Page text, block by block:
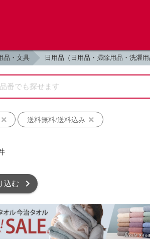
品・文具 日用品（日用品・掃除用品・洗濯用
送料無料/送料込み
込む